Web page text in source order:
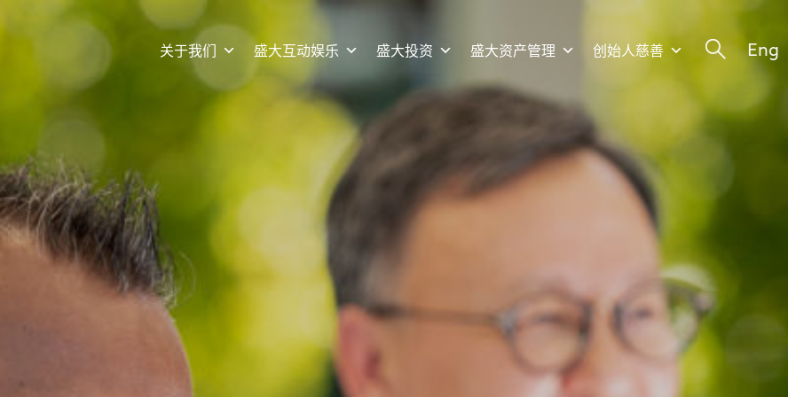
关于我们 盛大互动娱乐 盛大投资 盛大资产管理 创始人慈善 Eng